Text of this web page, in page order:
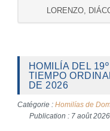
LORENZO,
HOMILÍA DEL
TIEMPO
DE 2026
Catégorie : Homilías de
Publication : 7 août 2026